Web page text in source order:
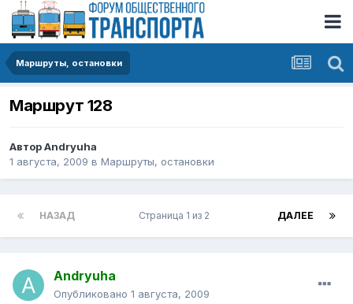
Маршруты, остановки
Маршрут 128
АвторAndryuha
1 августа, 2009 в Маршруты, остановки
НАЗАД ДАЛЕЕ
Страница 1 из 2
Andryuha
Опубликовано 1 августа, 2009